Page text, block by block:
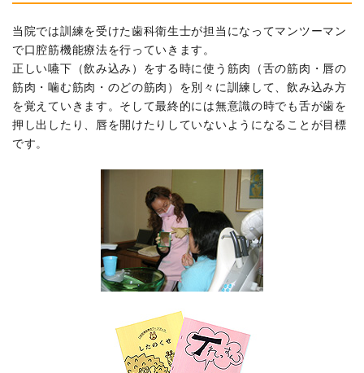
当院では訓練を受けた歯科衛生士が担当になってマンツーマン
で口腔筋機能療法を行っていきます。
正しい嚥下（飲み込み）をする時に使う筋肉（舌の筋肉・唇の
筋肉・噛む筋肉・のどの筋肉）を別々に訓練して、飲み込み方
を覚えていきます。そして最終的には無意識の時でも舌が歯を
押し出したり、唇を開けたりしていないようになることが目標
です。